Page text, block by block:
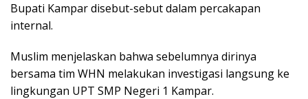
Bupati Kampar disebut-sebut dalam percakapan
internal.
Muslim menjelaskan bahwa sebelumnya dirinya
bersama tim WHN melakukan investigasi langsung ke
lingkungan UPT SMP Negeri 1 Kampar.